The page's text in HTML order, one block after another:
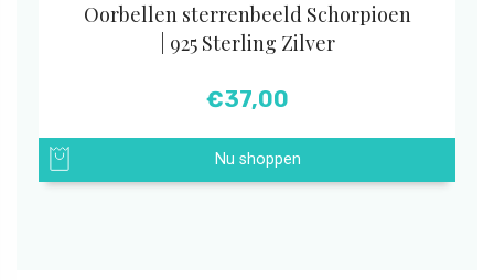
Oorbellen sterrenbeeld Schorpioen
| 925 Sterling Zilver
€37,00
Nu shoppen